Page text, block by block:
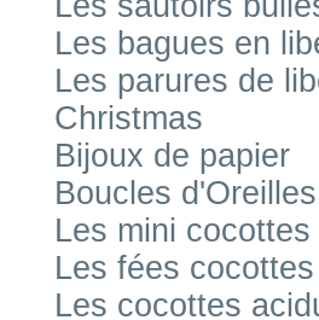
Les bagues en
Les parures de
Christmas
Bijoux de papier
Boucles d'Oreilles
Les mini cocottes
Les fées cocottes
Les cocottes